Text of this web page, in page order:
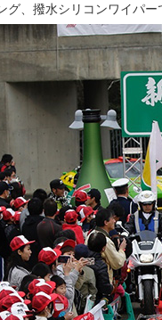
グ、撥水シリコンワイ